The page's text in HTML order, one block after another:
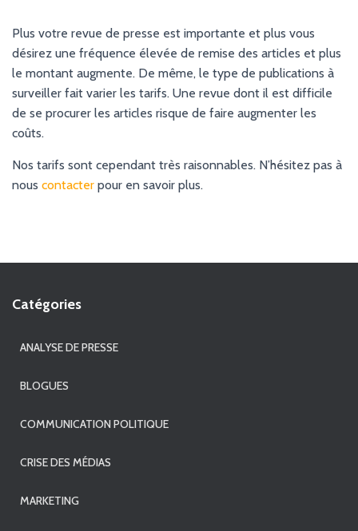
Plus votre revue de presse est importante et plus vous
désirez une fréquence élevée de remise des articles et plus
le montant augmente. De même, le type de publications à
surveiller fait varier les tarifs. Une revue dont il est difficile
de se procurer les articles risque de faire augmenter les
coûts.
Nos tarifs sont cependant très raisonnables. N’hésitez pas à
nous contacter pour en savoir plus.
Catégories
ANALYSE DE PRESSE
BLOGUES
COMMUNICATION POLITIQUE
CRISE DES MÉDIAS
MARKETING